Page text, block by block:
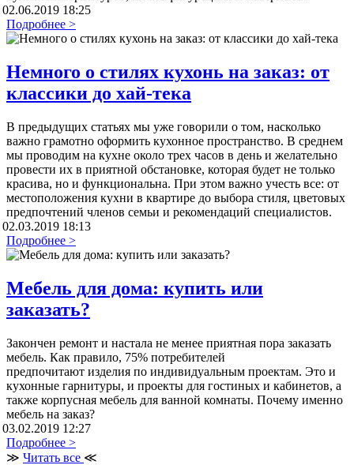
02.06.2019 18:25
Подробнее >
Немного о стилях кухонь на заказ: от
классики до хай-тека
В предыдущих статьях мы уже говорили о том, насколько
важно грамотно оформить кухонное пространство. В среднем
мы проводим на кухне около трех часов в день и желательно
провести их в приятной обстановке, которая будет не только
красива, но и функциональна. При этом важно учесть все: от
местоположения кухни в квартире до выбора стиля, цветовых
предпочтений членов семьи и рекомендаций специалистов.
02.03.2019 18:13
Подробнее >
Мебель для дома: купить или
заказать?
Закончен ремонт и настала не менее приятная пора заказать
мебель. Как правило, 75% потребителей
предпочитают изделия по индивидуальным проектам. Это и
кухонные гарнитуры, и проекты для гостиных и кабинетов, а
также корпусная мебель для ванной комнаты. Почему именно
мебель на заказ?
03.02.2019 12:27
Подробнее >
≫ Читать все ≪